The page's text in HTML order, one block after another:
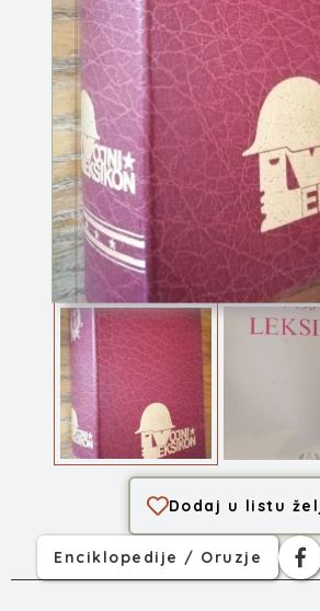
Grupa autora
Vojni leksikon
Dodaj u listu
Enciklopedije / Oruzje